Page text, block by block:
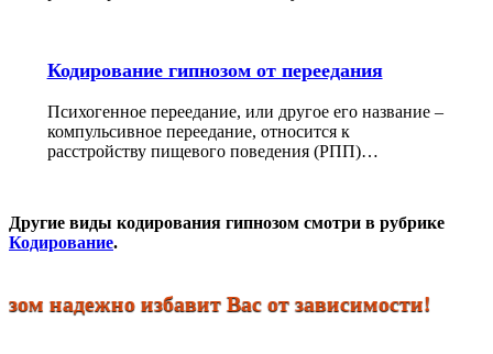
Кодирование гипнозом от переедания
Психогенное переедание, или другое его название –
компульсивное переедание, относится к
расстройству пищевого поведения (РПП)…
Другие виды кодирования гипнозом смотри в рубрике
Кодирование.
надежно избавит Вас от зависимости!